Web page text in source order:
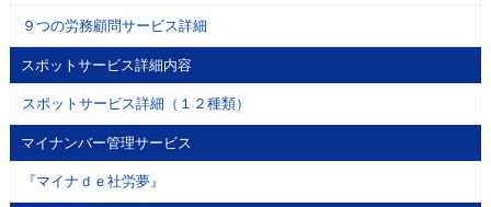
９つの労務顧問サービス詳細
スポットサービス詳細内容
スポットサービス詳細（１２種類）
マイナンバー管理サービス
『マイナｄｅ社労夢』